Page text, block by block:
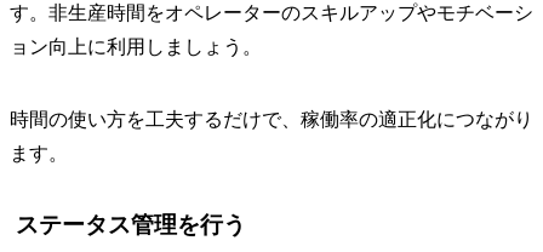
す。非生産時間をオペレーターのスキルアップやモチベーシ
ョン向上に利用しましょう。
時間の使い方を工夫するだけで、稼働率の適正化につながり
ます。
ステータス管理を行う